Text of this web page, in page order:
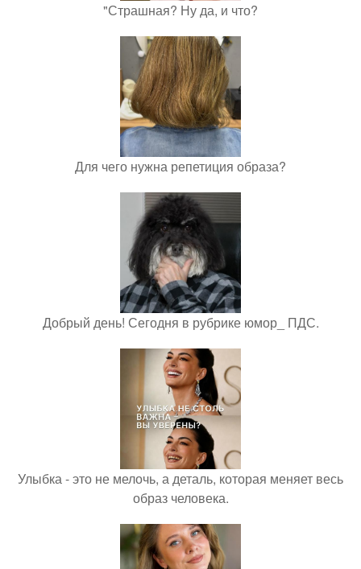
"Страшная? Ну да, и что?
Для чего нужна репетиция образа?
Добрый день! Сегодня в рубрике юмор_ ПДС.
Улыбка - это не мелочь, а деталь, которая меняет весь
образ человека.